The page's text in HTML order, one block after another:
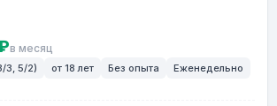
в месяц
3, 5/2) от 18 лет Без опыта
Еженедельно